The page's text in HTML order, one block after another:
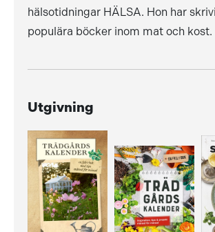
hälsotidningar HÄLSA. Hon har
populära böcker inom mat och kost.
Utgivning